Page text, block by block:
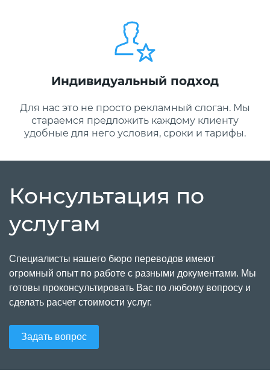
Индивидуальный подход
Для нас это не просто рекламный слоган. Мы
стараемся предложить каждому клиенту
удобные для него условия, сроки и тарифы.
Консультация по
услугам
Специалисты нашего бюро переводов имеют
огромный опыт по работе с разными документами. Мы
готовы проконсультировать Вас по любому вопросу и
сделать расчет стоимости услуг.
Задать вопрос